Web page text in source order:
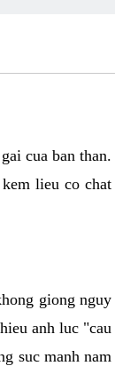
cua ban than.
lieu co chat
giong nguy
anh luc "cau
suc manh nam